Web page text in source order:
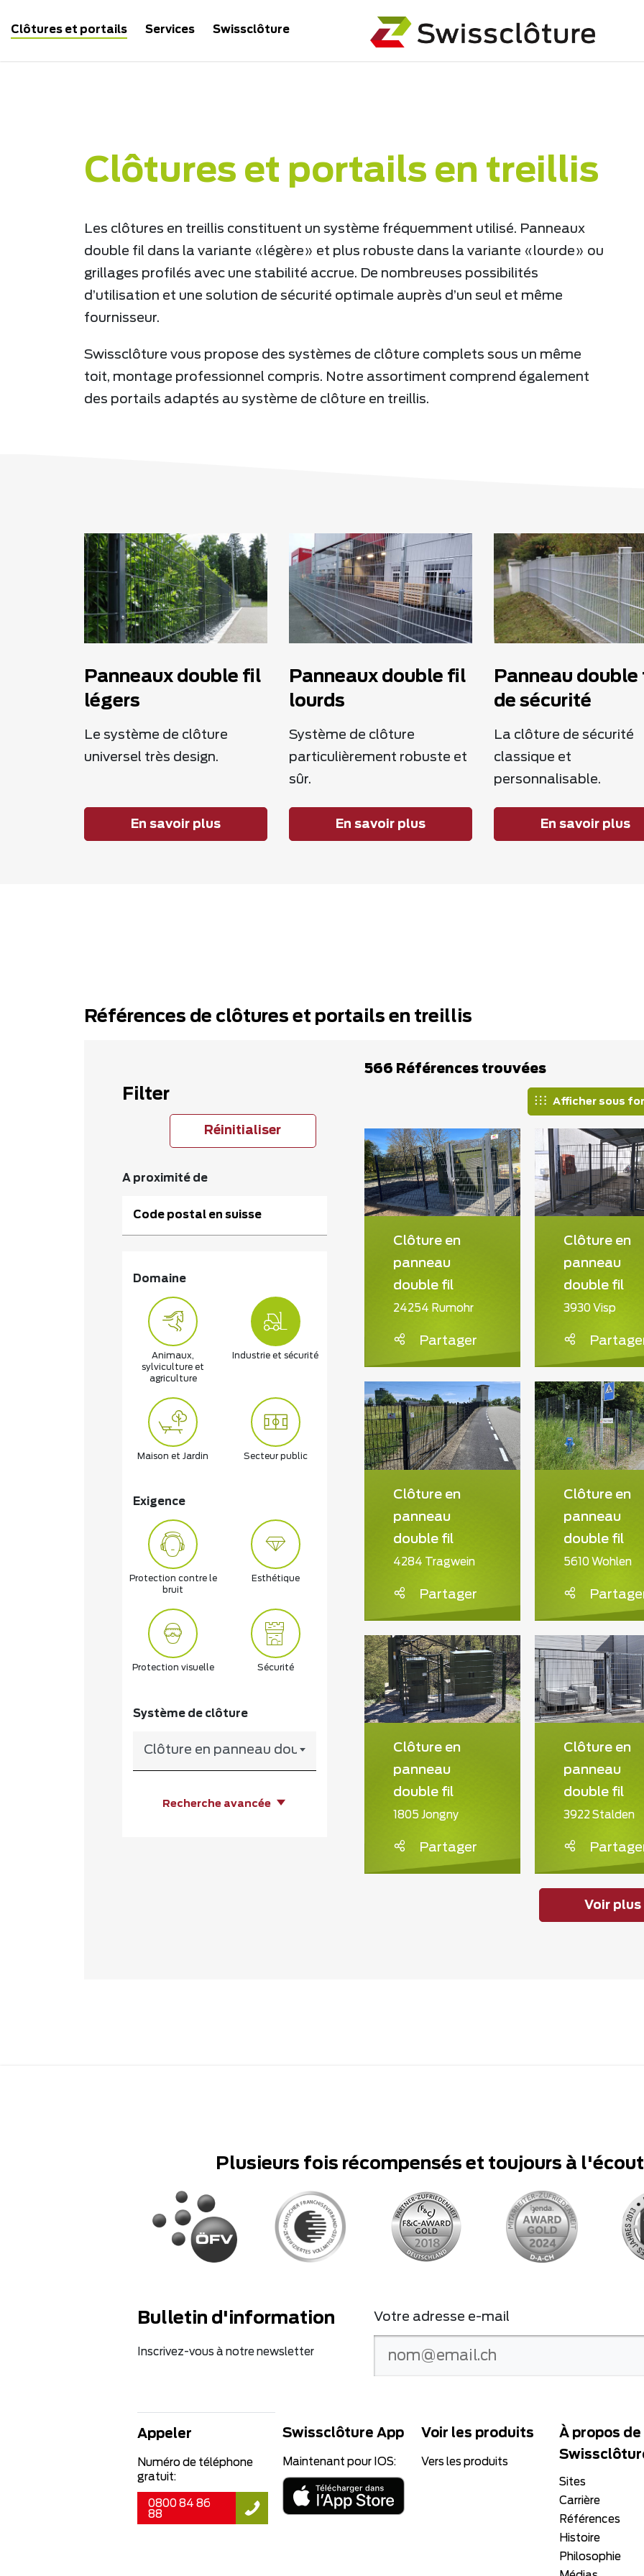
Clôtures et portails Services Swissclôture
Clôtures et portails en treillis
Les clôtures en treillis constituent un système fréquemment utilisé. Panneaux
double fil dans la variante «légère» et plus robuste dans la variante «lourde» ou
grillages profilés avec une stabilité accrue. De nombreuses possibilités
d’utilisation et une solution de sécurité optimale auprès d’un seul et même
fournisseur.
Swissclôture vous propose des systèmes de clôture complets sous un même
toit, montage professionnel compris. Notre assortiment comprend également
des portails adaptés au système de clôture en treillis.
Panneaux double fil
légers
Le système de clôture
universel très design.
En savoir plus
Panneaux double fil
lourds
Système de clôture
particulièrement robuste et
sûr.
En savoir plus
Panneau
de sécurité
La clôture de sécurité
classique et
personnalisable.
En savoir plus
Références de clôtures et portails en treillis
Filter
Réinitialiser
A proximité de
Code postal en suisse
Domaine
Animaux,
sylviculture et
agriculture
Industrie et sécurité
Maison et Jardin Secteur public
Exigence
Protection contre le
bruit
Esthétique
Protection visuelle Sécurité
Système de clôture
Clôture en panneau double fil Grilles profilées
Recherche avancée
566 Références trouvées
Afficher sous
Clôture en
panneau
double fil
24254 Rumohr
Partager
Clôture en
panneau
double fil
3930 Visp
Clôture en
panneau
double fil
4284 Tragwein
Partager
Clôture en
panneau
double fil
5610 Wohlen
Clôture en
panneau
double fil
1805 Jongny
Partager
Clôture en
panneau
double fil
3922 Stalden
Voir plus
Plusieurs fois récompensés et toujours à
Bulletin d'information
Inscrivez-vous à notre newsletter
Votre adresse e-mail
Appeler
Numéro de téléphone
gratuit:
0800 84 86
88
Swissclôture App
Maintenant pour IOS:
Voir les produits
Vers les produits
À propos de
Sites
Carrière
Références
Histoire
Philosophie